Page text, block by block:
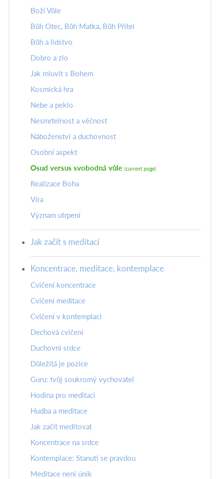
Boží Vůle
Bůh Otec, Bůh Matka, Bůh Přítel
Bůh a lidstvo
Dobro a zlo
Jak mluvit s Bohem
Kosmická hra
Nebe a peklo
Nesmrtelnost a věčnost
Náboženství a duchovnost
Osobní aspekt
Osud versus svobodná vůle (current page)
Realizace Boha
Víra
Význam utrpení
Jak začít s meditací
Koncentrace, meditace, kontemplace
Cvičení koncentrace
Cvičení meditace
Cvičení v kontemplaci
Dechová cvičení
Duchovní srdce
Důležitá je pozice
Guru: tvůj soukromý vychovatel
Hodina pro meditaci
Hudba a meditace
Jak začít meditovat
Koncentrace na srdce
Kontemplace: Stanutí se pravdou
Meditace není únik